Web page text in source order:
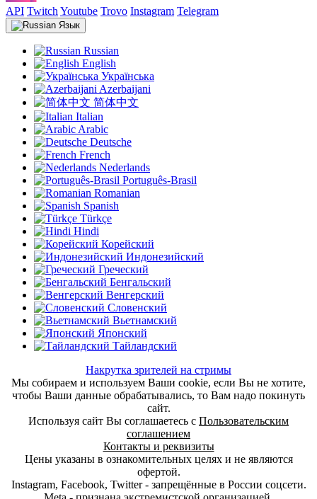
API Twitch Youtube Trovo Instagram Telegram
Язык
Russian
English
Українська
Azerbaijani
简体中文
Italian
Arabic
Deutsche
French
Nederlands
Português-Brasil
Romanian
Spanish
Türkçe
Hindi
Корейский
Индонезийский
Греческий
Бенгальский
Венгерский
Словенский
Вьетнамский
Японский
Тайландский
Накрутка зрителей на стримы
Мы собираем и используем Ваши cookie, если Вы не хотите,
чтобы Ваши данные обрабатывались, то Вам надо покинуть
сайт.
Используя сайт Вы соглашаетесь с Пользовательским
соглашением
Контакты и реквизиты
Цены указаны в ознакомительных целях и не являются
офертой.
Instagram, Facebook, Twitter - запрещённые в России соцсети.